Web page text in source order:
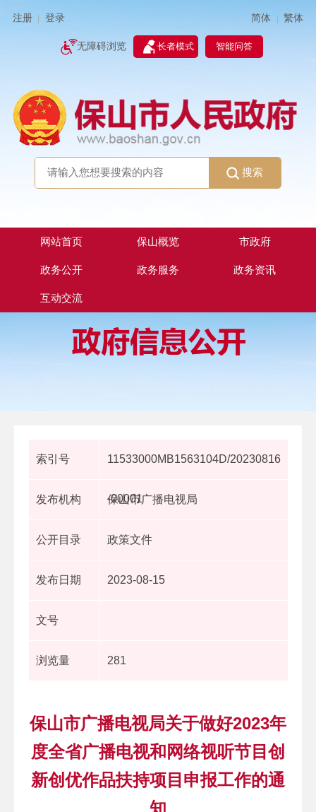
注册 登录 简体 | 繁体
无障碍浏览 长者模式 智能问答
搜索
网站首页 保山概览 市政府
政务公开 政务服务 政务资讯
互动交流
索引号 11533000MB1563104D/20230816
-00001
发布机构 保山市广播电视局
公开目录 政策文件
发布日期 2023-08-15
文号
浏览量 281
保山市广播电视局关于做好2023年
度全省广播电视和网络视听节目创
新创优作品扶持项目申报工作的通
知